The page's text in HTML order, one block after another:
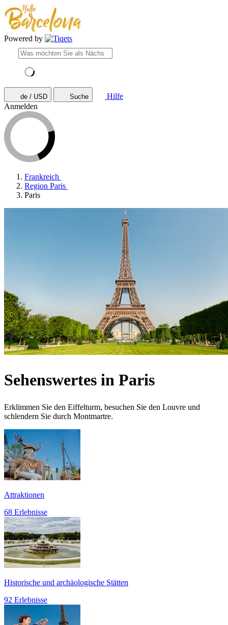
Powered by
de / USD Suche
Hilfe
Anmelden
Frankreich
Region Paris
Paris
Sehenswertes in Paris
Erklimmen Sie den Eiffelturm, besuchen Sie den Louvre und
schlendern Sie durch Montmartre.
Attraktionen
68 Erlebnisse
Historische und archäologische Stätten
92 Erlebnisse